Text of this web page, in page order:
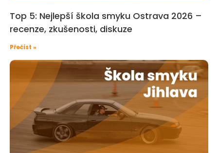
Top 5: Nejlepší škola smyku Ostrava 2026 –
recenze, zkušenosti, diskuze
Přečíst »